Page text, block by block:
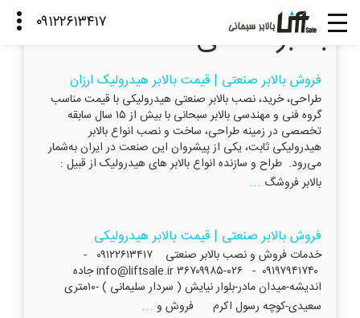
بالابر خانگی
فروش بالابر صنعتی | قیمت بالابر هیدرولیک ارزان
طراحی، خرید، نصب بالابر صنعتی هیدرولیکی با قیمت مناسب
گروه فنی و مهندسی بالابر سبحانی با بیش از ۱۵ سال سابقه
تخصصی در زمینه طراحی، ساخت و نصب انواع بالابر
هیدرولیکی ثابت، یکی از پیشروان این صنعت در ایران به‌شمار
می‌رود. طراح و سازنده انواع بالابر های هیدرولیک از قبیل :
بالابر فروشگ ...
فروش بالابر صنعتی | قیمت بالابر هیدرولیکی
خدمات فروش و نصب بالابر صنعتی ۰۹۱۲۲۶۱۳۴۱۷ -
۰۹۱۹۷۹۴۱۷۴۰ - ۰۲۶-۳۶۷۰۹۹۸۵ info@liftsale.ir جاده
اندیشه-میدان مادر-بلوار نیایش ( سردار سلیمانی ) -۱۰متری
سعیدی-کوچه رسول اکرم فروش و ...